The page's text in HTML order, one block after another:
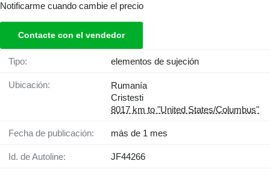
Notificarme cuando cambie el precio
Contacte con el vendedor
Tipo: elementos de sujeción
Ubicación:
Rumanía
Cristesti
8017 km to "United States/Columbus"
Fecha de publicación: más de 1 mes
Id. de Autoline: JF44266